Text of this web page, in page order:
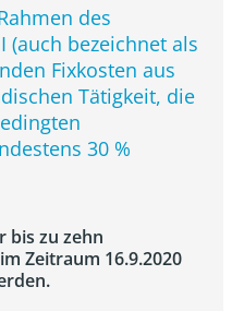
des
(auch bezeichnet als
Fixkosten aus
Tätigkeit, die
30 %
bis zu zehn
Zeitraum 16.9.2020